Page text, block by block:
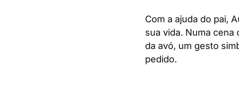
Com a ajuda do pai,
sua vida. Numa
da avó, um gesto
pedido.